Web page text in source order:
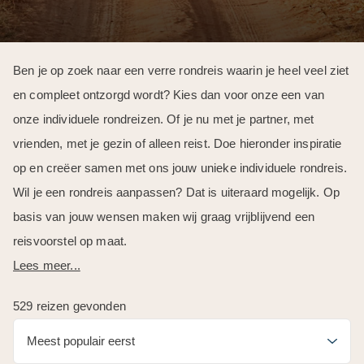
Ben je op zoek naar een verre rondreis waarin je heel veel ziet
en compleet ontzorgd wordt? Kies dan voor onze een van
onze individuele rondreizen. Of je nu met je partner, met
vrienden, met je gezin of alleen reist. Doe hieronder inspiratie
op en creëer samen met ons jouw unieke individuele rondreis.
Wil je een rondreis aanpassen? Dat is uiteraard mogelijk. Op
basis van jouw wensen maken wij graag vrijblijvend een
reisvoorstel op maat.
Lees meer...
529 reizen gevonden